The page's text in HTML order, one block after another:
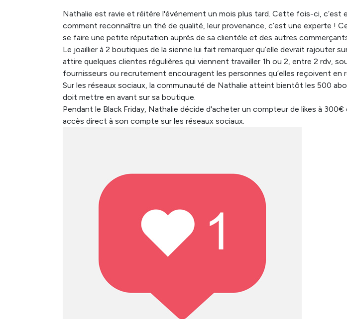
Nathalie est ravie et réitère l'événement un mois plus tard. Cette fois-ci,
comment reconnaître un thé de qualité, leur provenance, c’est une experte !
se faire une petite réputation auprès de sa clientèle et des autres
Le joaillier à 2 boutiques de la sienne lui fait remarquer qu’elle devrait rajouter
attire quelques clientes régulières qui viennent travailler 1h ou 2, entre 2 rdv,
fournisseurs ou recrutement encouragent les personnes qu’elles reçoivent en
Sur les réseaux sociaux, la communauté de Nathalie atteint bientôt les 500
doit mettre en avant sur sa boutique.
Pendant le Black Friday, Nathalie décide d'acheter un compteur de likes à
accès direct à son compte sur les réseaux sociaux.